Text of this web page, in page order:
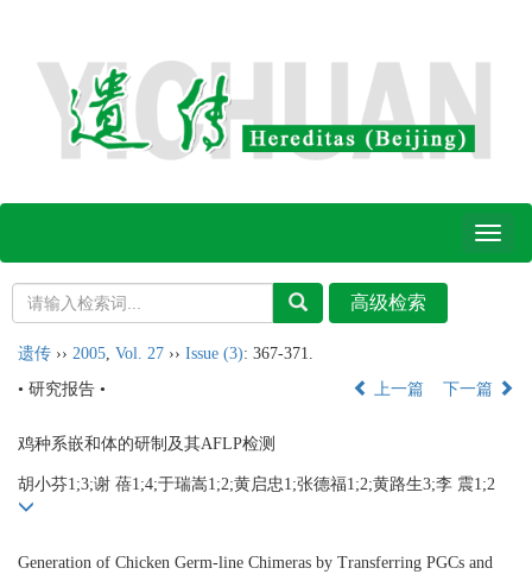
Toggle
遗传 ›› 2005 Vol. 27 ›› Issue (3): 367-371.
• 研究报告 •
上一篇 下一篇
鸡种系嵌和体的研制及其AFLP检测
胡小芬1;3;谢 蓓1;4;于瑞嵩1;2;黄启忠1;张德福1;2;黄路生3;李 震1;2
Generation of Chicken Germ-line Chimeras by Transferring PGCs and